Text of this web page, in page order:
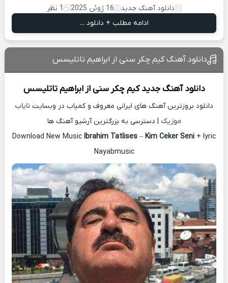
دانلود آهنگ جدید 16 ژوئن 2025
1 نظر
ادامه مطلب + دانلود ...
دانلود آهنگ کیم چکر سنی از ابراهیم تاتلیسس
دانلود آهنگ جدیدکیم چکر سنی ازابراهیم تاتلیسس
دانلود بروزترین آهنگ های ایرانی معروف و کمیاب در وبسایت نایاب
موزیک | دسترسی به بزرگترین آرشیو آهنگ ها
Download New Music Ibrahim Tatlises – Kim Ceker Seni + lyric
Nayabmusic